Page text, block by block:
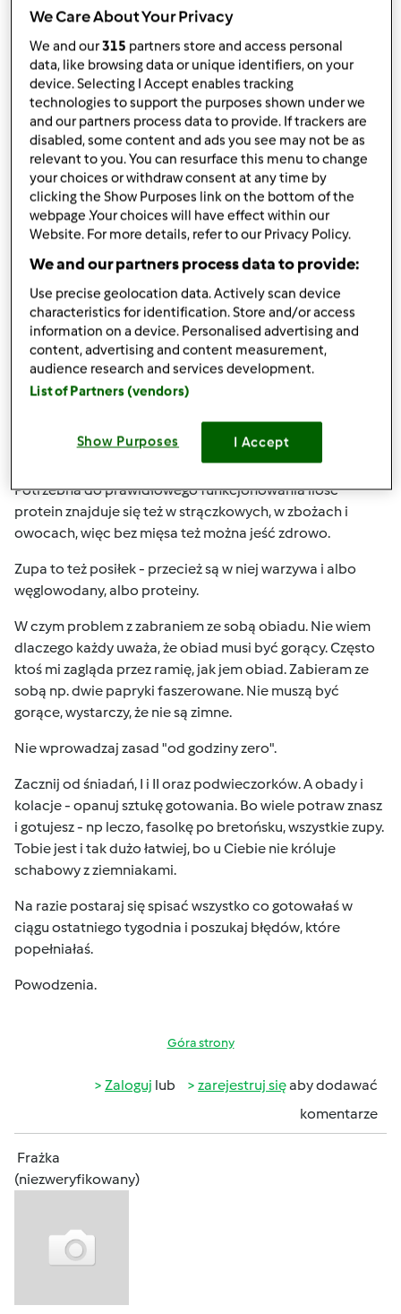
kokolidek Dołączył : 08.12.2011
pt., 05/01/2015 - 16:30
#3
Grażko- spokojnie. To są zasady, które chcesz
wprowadzić w kuchni, a nie rewolucja.
Po kolei - na forum ogrodniczym dziewczyny wstawiały
tygodniowe jadłospisy, więc mogą być inspiracją.
Oczywiście tam jest przewaga posiłków proteinowych,
ale są i węglowodanowe. Tutaj masz wątek z przepisami
http://forumogrodniczeoaza.pl/index.php/forum/44-
kulinaria/10710-kokoli…
Duża ilość protein powoduje szybszą utratę wagi, bo
organizm zużywa więcej energii na ich strawienie. Ale ...
jest to duże obciążenie dla organizmu, dlatego nie można
Jedząc posilki węglowodanowe też się chudnie, tylko
wolniej. Natomiast organizm jest mniej obciążony.
Potrzebna do prawidłowego funkcjonowania ilość
protein znajduje się też w strączkowych, w zbożach i
owocach, więc bez mięsa też można jeść zdrowo.
Zupa to też posiłek - przecież są w niej warzywa i albo
węglowodany, albo proteiny.
W czym problem z zabraniem ze sobą obiadu. Nie wiem
dlaczego każdy uważa, że obiad musi być gorący. Często
ktoś mi zagląda przez ramię, jak jem obiad. Zabieram ze
sobą np. dwie papryki faszerowane. Nie muszą być
gorące, wystarczy, że nie są zimne.
Nie wprowadzaj zasad "od godziny zero".
Zacznij od śniadań, I i II oraz podwieczorków. A obady i
kolacje - opanuj sztukę gotowania. Bo wiele potraw znasz
i gotujesz - np leczo, fasolkę po bretońsku, wszystkie zupy.
Tobie jest i tak dużo łatwiej, bo u Ciebie nie króluje
schabowy z ziemniakami.
Na razie postaraj się spisać wszystko co gotowałaś w
ciągu ostatniego tygodnia i poszukaj błędów, które
popełniałaś.
Powodzenia.
Góra strony
Zaloguj lub zarejestruj sięaby dodawać
komentarze
Frażka
(niezweryfikowany)
We Care About Your Privacy
We and our315 partners store and access personal
data, like browsing data or unique identifiers, on your
device. Selecting I Accept enables tracking
technologies to support the purposes shown under we
and our partners process data to provide. If trackers are
disabled, some content and ads you see may not be as
relevant to you. You can resurface this menu to change
your choices or withdraw consent at any time by
clicking the Show Purposes link on the bottom of the
webpage .Your choices will have effect within our
Website. For more details, refer to our Privacy Policy.
We and our partners process data to provide:
Use precise geolocation data. Actively scan device
characteristics for identification. Store and/or access
information on a device. Personalised advertising and
content, advertising and content measurement,
audience research and services development.
List of Partners (vendors)
Show Purposes I Accept